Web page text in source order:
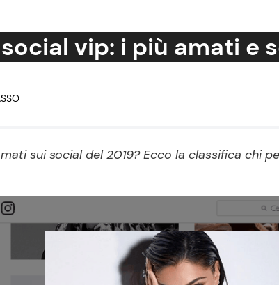
Moda e Style
Salute
Viaggi e Turismo
vip: i più amati e
sui social del 2019? Ecco la classifica chi